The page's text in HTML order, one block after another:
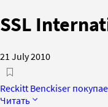
SSL
21 July 2010
Reckitt Benckiser
Читать